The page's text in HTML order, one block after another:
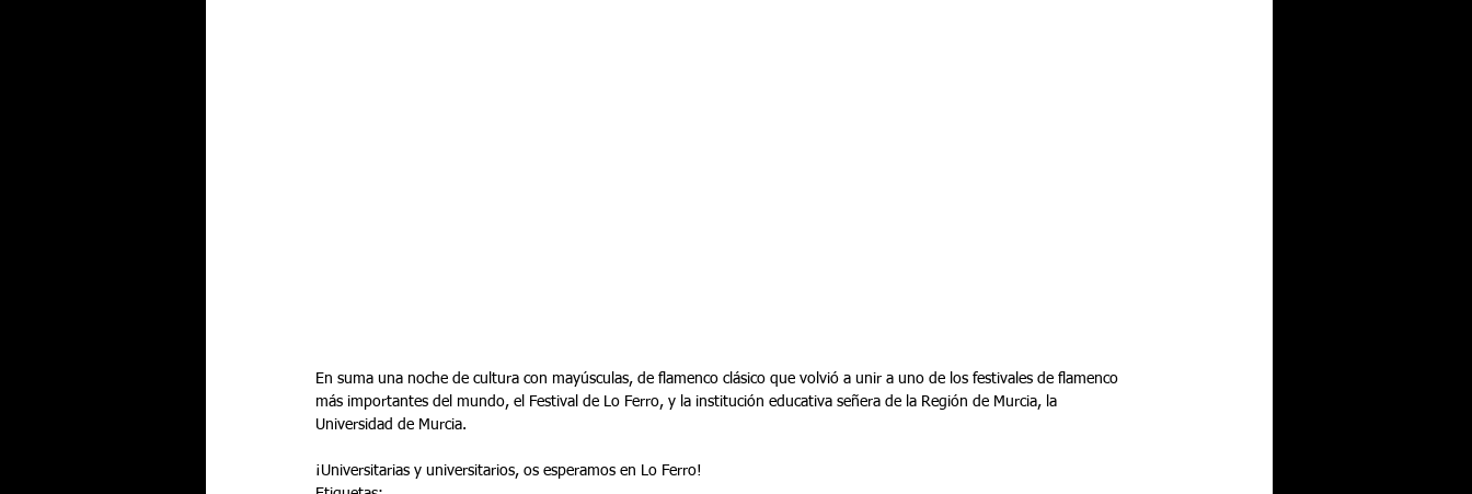
En suma una noche de cultura con mayúsculas, de flamenco clásico que volvió a unir a uno de los festivales de flamenco
más importantes del mundo, el Festival de Lo Ferro, y la institución educativa señera de la Región de Murcia, la
Universidad de Murcia.
¡Universitarias y universitarios, os esperamos en Lo Ferro!